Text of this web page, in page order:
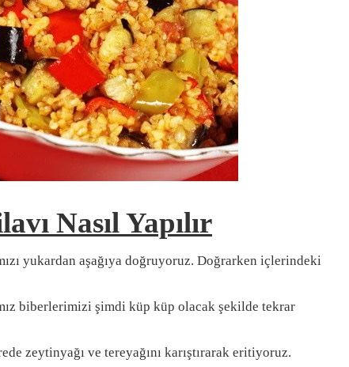
Nasıl Yapılır
yukardan aşağıya doğruyoruz. Doğrarken içlerindeki
biberlerimizi şimdi küp küp olacak şekilde tekrar
zeytinyağı ve tereyağını karıştırarak eritiyoruz.